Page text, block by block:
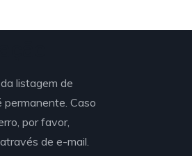
listagem de
Caso
por favor,
de e-mail.